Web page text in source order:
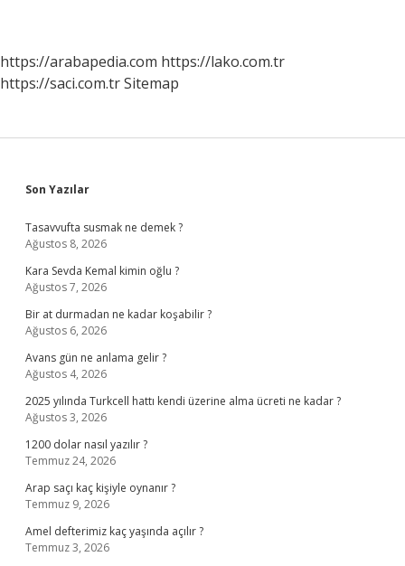
https://arabapedia.com https://lako.com.tr
https://saci.com.trSitemap
Sidebar
Son Yazılar
Tasavvufta susmak ne demek ?
Ağustos 8, 2026
Kara Sevda Kemal kimin oğlu ?
Ağustos 7, 2026
Bir at durmadan ne kadar koşabilir ?
Ağustos 6, 2026
Avans gün ne anlama gelir ?
Ağustos 4, 2026
2025 yılında Turkcell hattı kendi üzerine alma ücreti ne kadar ?
Ağustos 3, 2026
1200 dolar nasıl yazılır ?
Temmuz 24, 2026
Arap saçı kaç kişiyle oynanır ?
Temmuz 9, 2026
Amel defterimiz kaç yaşında açılır ?
Temmuz 3, 2026